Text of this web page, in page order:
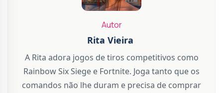
Autor
Rita Vieira
A Rita adora jogos de tiros competitivos como
Rainbow Six Siege e Fortnite. Joga tanto que os
comandos não lhe duram e precisa de comprar